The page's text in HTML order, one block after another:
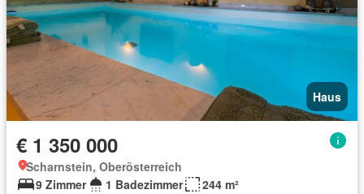
Haus
€ 1 350 000
Scharnstein, Oberösterreich
9 Zimmer
1 Badezimmer
244 m²